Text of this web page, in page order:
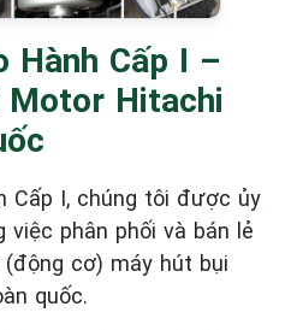
Hành Cấp I –
Motor Hitachi
Cấp I, chúng tôi được ủy
phân phối và bán lẻ
cơ) máy hút bụi
quốc.